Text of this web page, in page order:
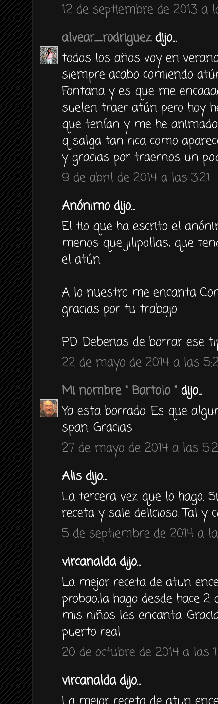
12 de septiembre de 2013 a
alvear_rodriguezdijo...
todos los años voy en
siempre acabo comiendo
Fontana y es que me
suelen traer atún pero hoy
que tenían y me he
q salga tan rica como
y gracias por traernos un
9 de abril de 2014 a las 3:21
Anónimo dijo...
El tio que ha escrito el
menos que jilipollas, que
el atún.
A lo nuestro me encanta
gracias por tu trabajo.
P.D. Deberias de borrar ese
22 de mayo de 2014 a las
Mi nombre " Bartolo " dijo...
Ya esta borrado. Es que
span. Gracias
27 de mayo de 2014 a las
Alis dijo...
La tercera vez que lo hago.
receta y sale delicioso. Tal y
5 de septiembre de 2014 a
vircanalda dijo...
La mejor receta de atun
probao,la hago desde hace
mis niños les encanta.
puerto real
20 de octubre de 2014 a las
vircanalda dijo...